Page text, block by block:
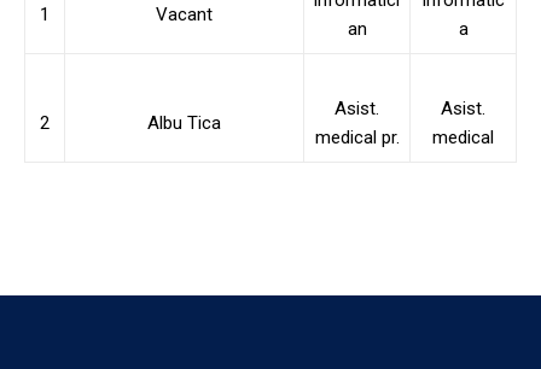
1 Vacant
an
a
2 Albu Tica
Asist.
medical pr.
Asist.
medical